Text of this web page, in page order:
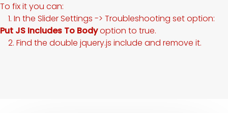
To fix it you can:
1. In the Slider Settings -> Troubleshooting set option:
Put JS Includes To Bodyoption to true.
2. Find the double jquery.js include and remove it.